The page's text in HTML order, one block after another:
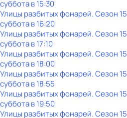
субботав15:30
Улицы разбитых фонарей. Сезон 15
субботав16:20
Улицы разбитых фонарей. Сезон 15
субботав17:10
Улицы разбитых фонарей. Сезон 15
субботав18:00
Улицы разбитых фонарей. Сезон 15
субботав18:55
Улицы разбитых фонарей. Сезон 15
субботав19:50
Улицы разбитых фонарей. Сезон 15